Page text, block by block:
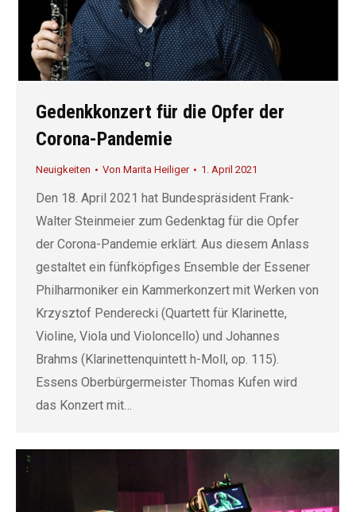
Gedenkkonzert für die Opfer der
Corona-Pandemie
Neuigkeiten Von Marita Heiliger 1. April 2021
Den 18. April 2021 hat Bundespräsident Frank-
Walter Steinmeier zum Gedenktag für die Opfer
der Corona-Pandemie erklärt. Aus diesem Anlass
gestaltet ein fünfköpfiges Ensemble der Essener
Philharmoniker ein Kammerkonzert mit Werken von
Krzysztof Penderecki (Quartett für Klarinette,
Violine, Viola und Violoncello) und Johannes
Brahms (Klarinettenquintett h-Moll, op. 115).
Essens Oberbürgermeister Thomas Kufen wird
das Konzert mit…